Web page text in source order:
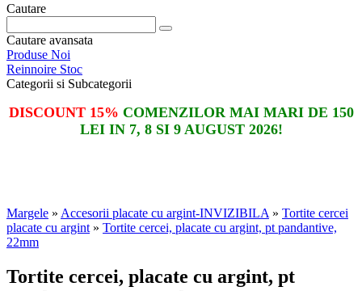
Cautare
Cautare avansata
Produse Noi
Reinnoire Stoc
Categorii si Subcategorii
DISCOUNT 15% COMENZILOR MAI MARI DE 150
LEI IN 7, 8 SI 9 AUGUST 2026!
Margele » Accesorii placate cu argint-INVIZIBILA » Tortite cercei
placate cu argint » Tortite cercei, placate cu argint, pt pandantive,
22mm
Tortite cercei, placate cu argint, pt